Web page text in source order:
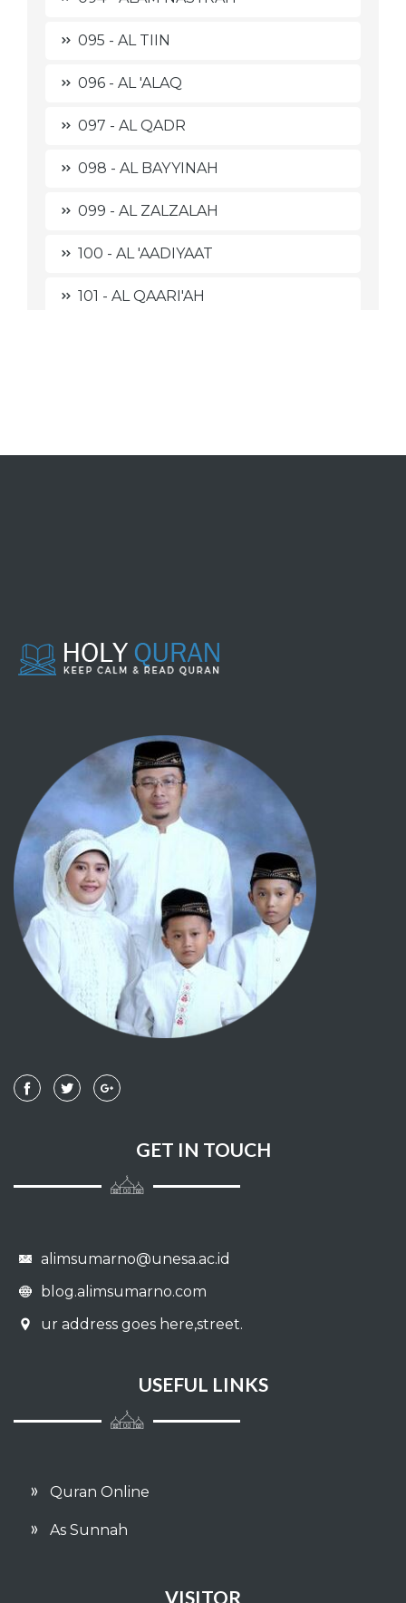
095 - AL TIIN
096 - AL 'ALAQ
097 - AL QADR
098 - AL BAYYINAH
099 - AL ZALZALAH
100 - AL 'AADIYAAT
101 - AL QAARI'AH
110 - AL NASHR
112 - AL IKHLASH
113 - AL-FALAQ
114 - AN NAAS
GET IN TOUCH
alimsumarno@unesa.ac.id
blog.alimsumarno.com
ur address goes here,street.
USEFUL LINKS
Quran Online
As Sunnah
VISITOR